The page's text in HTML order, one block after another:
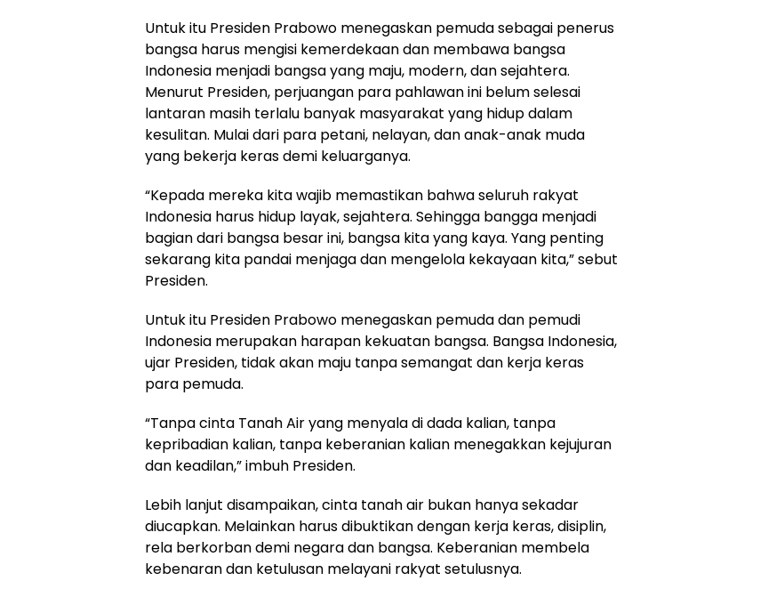
Untuk itu Presiden Prabowo menegaskan pemuda sebagai penerus
bangsa harus mengisi kemerdekaan dan membawa bangsa
Indonesia menjadi bangsa yang maju, modern, dan sejahtera.
Menurut Presiden, perjuangan para pahlawan ini belum selesai
lantaran masih terlalu banyak masyarakat yang hidup dalam
kesulitan. Mulai dari para petani, nelayan, dan anak-anak muda
yang bekerja keras demi keluarganya.
“Kepada mereka kita wajib memastikan bahwa seluruh rakyat
Indonesia harus hidup layak, sejahtera. Sehingga bangga menjadi
bagian dari bangsa besar ini, bangsa kita yang kaya. Yang penting
sekarang kita pandai menjaga dan mengelola kekayaan kita,” sebut
Presiden.
Untuk itu Presiden Prabowo menegaskan pemuda dan pemudi
Indonesia merupakan harapan kekuatan bangsa. Bangsa Indonesia,
ujar Presiden, tidak akan maju tanpa semangat dan kerja keras
para pemuda.
“Tanpa cinta Tanah Air yang menyala di dada kalian, tanpa
kepribadian kalian, tanpa keberanian kalian menegakkan kejujuran
dan keadilan,” imbuh Presiden.
Lebih lanjut disampaikan, cinta tanah air bukan hanya sekadar
diucapkan. Melainkan harus dibuktikan dengan kerja keras, disiplin,
rela berkorban demi negara dan bangsa. Keberanian membela
kebenaran dan ketulusan melayani rakyat setulusnya.